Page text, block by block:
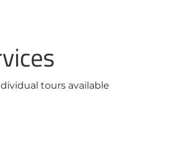
tours available